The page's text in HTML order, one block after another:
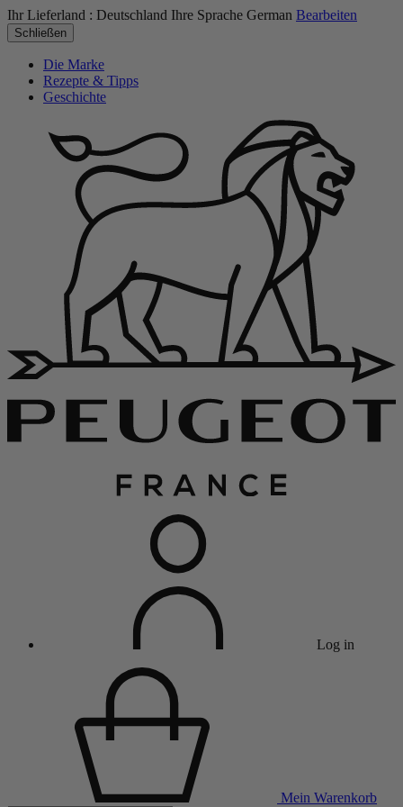
Ihr Lieferland : Deutschland Ihre Sprache German Bearbeiten
Schließen
Die Marke
Rezepte & Tipps
Geschichte
Log in
Mein Warenkorb